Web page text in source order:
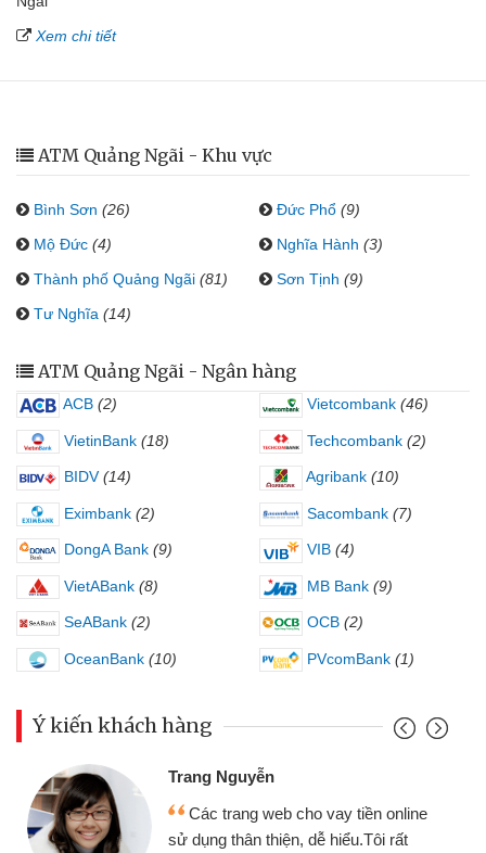
Xem chi tiết
ATM Quảng Ngãi - Khu vực
Bình Sơn (26) Đức Phổ (9)
Mộ Đức (4) Nghĩa Hành (3)
Thành phố Quảng Ngãi (81) Sơn Tịnh (9)
Tư Nghĩa (14)
ATM Quảng Ngãi - Ngân hàng
ACB (2) Vietcombank (46)
VietinBank (18) Techcombank (2)
BIDV (14) Agribank (10)
Eximbank (2) Sacombank (7)
DongA Bank (9) VIB (4)
VietABank (8) MB Bank (9)
SeABank (2) OCB (2)
OceanBank (10) PVcomBank (1)
Ý kiến khách hàng
Trang Nguyễn
Các trang web cho vay tiền online
sử dụng thân thiện, dễ hiểu.Tôi rất